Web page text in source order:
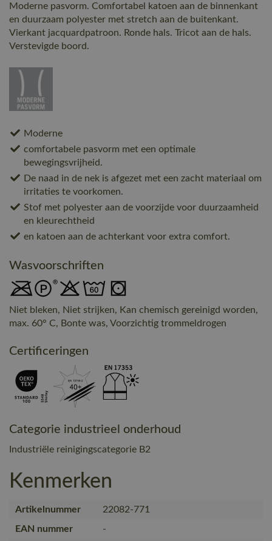
Moderne pasvorm. Comfortabel katoen aan de binnenkant
en duurzaam polyester met stretch aan de buitenkant.
Vierkant jacquardpatroon. Ronde hals. Tricot aan de hals.
Verstevigde boord.
Moderne
comfortabele pasvorm met een optimale
bewegingsvrijheid.
De naad in de nek is afgezet met een zacht materiaal om
irritaties te voorkomen.
Stof met polyester aan de voorzijde voor duurzaamheid
en kleurechtheid
en katoen aan de achterkant voor extra comfort.
Wasvoorschriften
Niet bleken, Niet strijken, Kan chemisch gereinigd worden,
max. 60° C, Bonte was, Voorzichtig trommeldrogen
Certificeringen
Categorie industrieel onderhoud
Industriële reinigingscategorie B2
Kenmerken
Artikelnummer
22082-771
EAN nummer
-